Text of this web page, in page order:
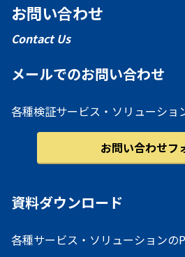
お問い合わせ
Contact Us
メールでのお問い合わせ
各種検証サービス・ソリューショ
お問い合わせフ
資料ダウンロード
各種サービス・ソリューションの